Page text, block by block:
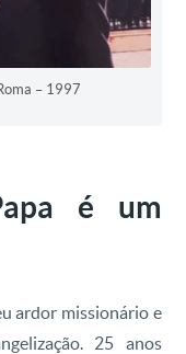
– 1997
é um
ardor missionário e
25 anos